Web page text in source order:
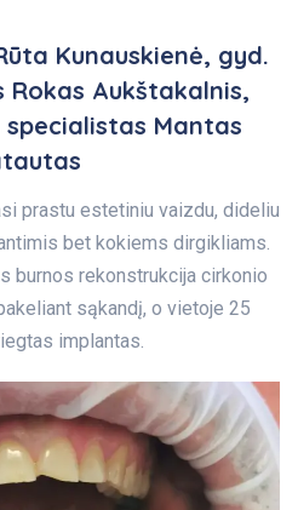
Kunauskienė, gyd.
Rokas Aukštakalnis,
specialistas Mantas
prastu estetiniu vaizdu, dideliu
bet kokiems dirgikliams.
burnos rekonstrukcija cirkonio
sąkandį, o vietoje 25
implantas.